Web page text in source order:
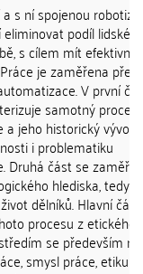
s ní spojenou
podíl lidské
s cílem mít efektivní
je zaměřena
V první
samotný proces
jeho historický vývoj.
i problematiku
Druhá část se
hlediska, tedy
dělníků. Hlavní
procesu z etického
se především na
smysl práce, etiku